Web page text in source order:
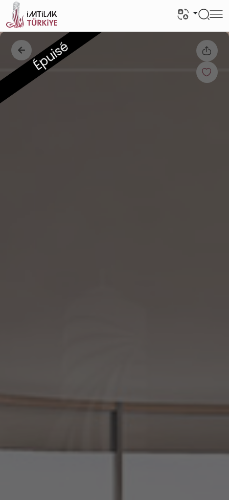
Épuisé